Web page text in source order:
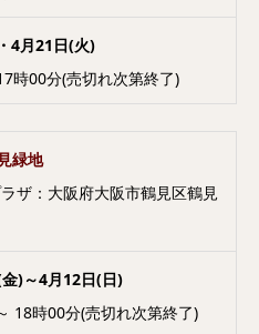
4月21日(火)
時00分(売切れ次第終了)
緑地
ザ：大阪府大阪市鶴見区鶴見
)～4月12日(日)
18時00分(売切れ次第終了)